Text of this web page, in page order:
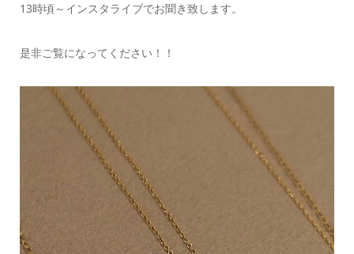
13時頃～インスタライブでお聞き致します。
是非ご覧になってください！！